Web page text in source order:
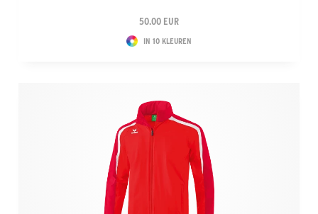
50.00 EUR
IN 10 KLEUREN